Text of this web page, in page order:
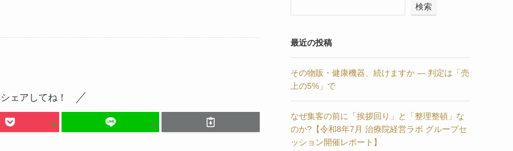
ェアしてね！
検索
最近の投稿
その物販・健康機器、続けますか — 判定は「売
上の5%」で
なぜ集客の前に「挨拶回り」と「整理整頓」な
のか?【令和8年7月 治療院経営ラボ グループセ
ッション開催レポート】